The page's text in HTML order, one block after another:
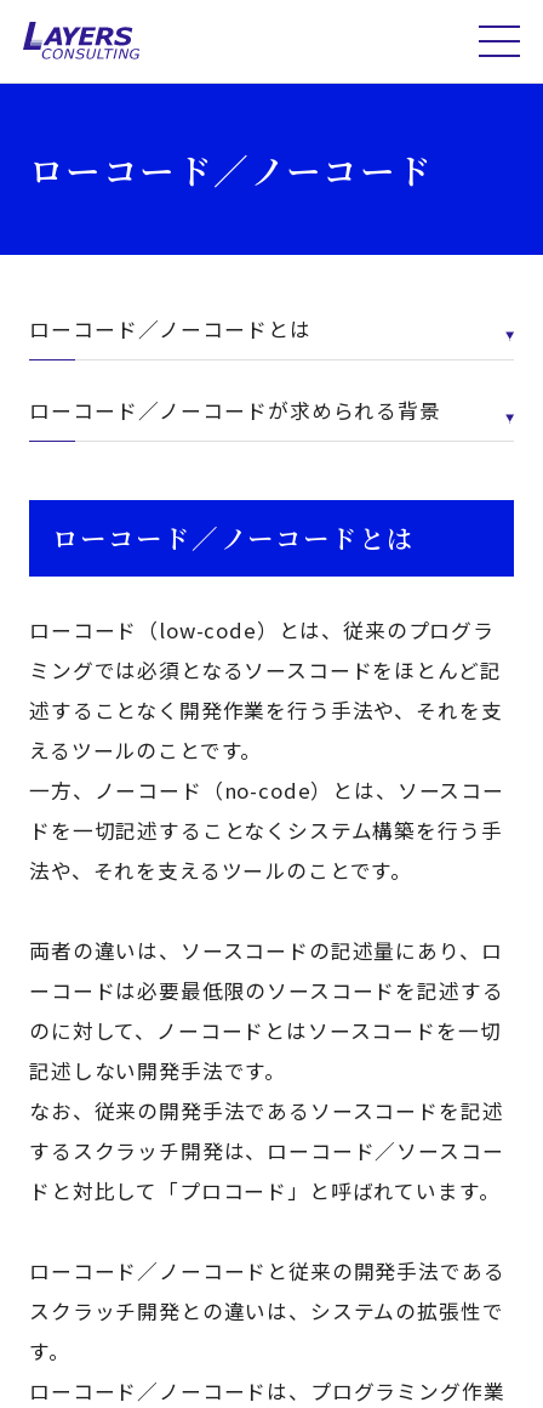
ローコード／ノーコード
ローコード／ノーコードとは
ローコード／ノーコードが求められる背景
ローコード／ノーコードとは
ローコード（low-code）とは、従来のプログラ
ミングでは必須となるソースコードをほとんど記
述することなく開発作業を行う手法や、それを支
えるツールのことです。
一方、ノーコード（no-code）とは、ソースコー
ドを一切記述することなくシステム構築を行う手
法や、それを支えるツールのことです。
両者の違いは、ソースコードの記述量にあり、ロ
ーコードは必要最低限のソースコードを記述する
のに対して、ノーコードとはソースコードを一切
記述しない開発手法です。
なお、従来の開発手法であるソースコードを記述
するスクラッチ開発は、ローコード／ソースコー
ドと対比して「プロコード」と呼ばれています。
ローコード／ノーコードと従来の開発手法である
スクラッチ開発との違いは、システムの拡張性で
す。
ローコード／ノーコードは、プログラミング作業